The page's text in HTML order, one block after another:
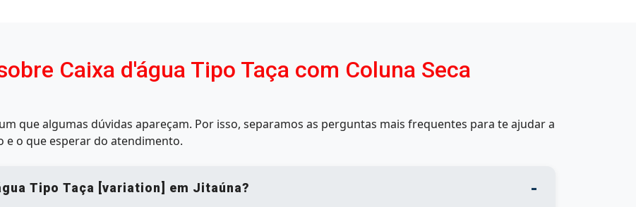
Caixa d'água Tipo Taça com Coluna Seca
que algumas dúvidas apareçam. Por isso, separamos as perguntas mais frequentes para te ajudar a
o que esperar do atendimento.
Tipo Taça [variation] em Jitaúna?